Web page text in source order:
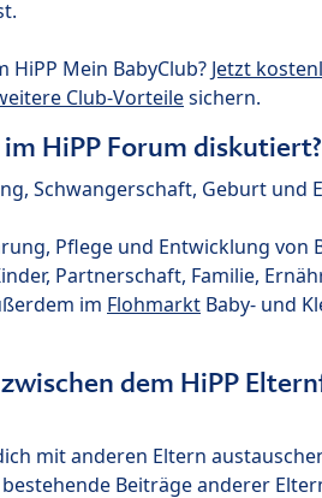
Mein BabyClub? Jetzt
Club-Vorteilesichern.
HiPP Forum diskutiert?
Schwangerschaft, Geburt und
Pflege und Entwicklung von
Partnerschaft, Familie,
im Flohmarkt Baby- und
dem HiPP
mit anderen Eltern
Beiträge anderer